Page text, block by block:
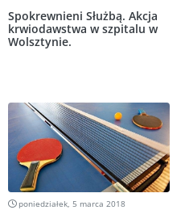
Spokrewnieni Służbą. Akcja
krwiodawstwa w szpitalu w
Wolsztynie.
poniedziałek, 5 marca 2018